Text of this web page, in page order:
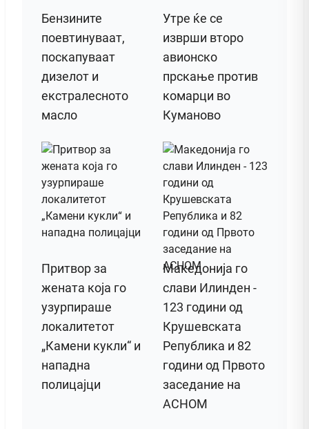
Бензините
поевтинуваат,
поскапуваат
дизелот и
екстралесното
масло
Утре ќе се
изврши второ
авионско
прскање против
комарци во
Куманово
Притвор за
жената која го
узурпираше
локалитетот
„Камени кукли“ и
нападна
полицајци
Македонија го
слави Илинден -
123 години од
Крушевската
Република и 82
години од Првото
заседание на
АСНОМ